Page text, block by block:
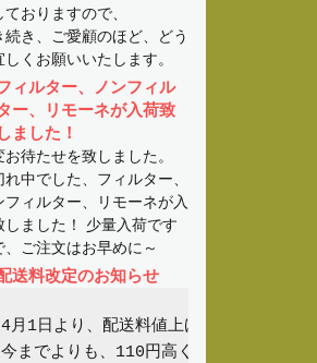
ておりますので、
続き、ご愛顧のほど、どう
しくお願いいたします。
ィルター、ノンフィル
ー、リモーネが入荷致
しました！
お待たせを致しました。
れ中でした、フィルター、
フィルター、リモーネが入
しました！ 少量入荷です
、ご注文はお早めに～
送料改定のお知らせ
4月1日より、配送料値上げのため、大変
今までよりも、110円高くなってしまいま